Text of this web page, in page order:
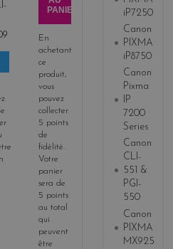
PANIER
En
achetant
ce
produit,
vous
pouvez
collecter
5 points
de
fidélité.
Votre
panier
sera de
5 points
au total
qui
peuvent
être
iP7250
Canon
PIXMA
iP8750
Canon
Pixma
IP
7200
Series
Canon
CLI-
551 &
PGI-
550
Canon
PIXMA
MX925